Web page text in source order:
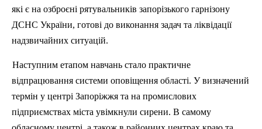
які є на озброєні рятувальників запорізького гарнізону
ДСНС України, готові до виконання задач та ліквідації
надзвичайних ситуацій.
Наступним етапом навчань стало практичне
відпрацювання системи оповіщення області. У визначений
термін у центрі Запоріжжя та на промислових
підприємствах міста увімкнули сирени. В самому